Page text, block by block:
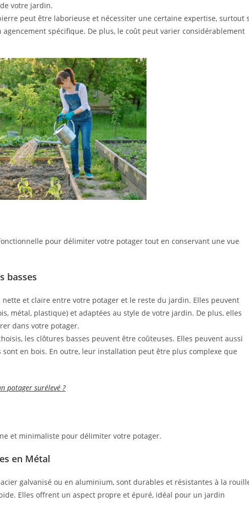
votre jardin.
peut être laborieuse et nécessiter une certaine expertise, surtout
spécifique. De plus, le coût peut varier considérablement
pour délimiter votre potager tout en conservant une vue
basses
et claire entre votre potager et le reste du jardin. Elles peuvent
métal, plastique) et adaptées au style de votre jardin. De plus, elles
dans votre potager.
les clôtures basses peuvent être coûteuses. Elles peuvent aussi
en bois. En outre, leur installation peut être plus complexe que
potager surélevé ?
et minimaliste pour délimiter votre potager.
en Métal
galvanisé ou en aluminium, sont durables et résistantes à la
Elles offrent un aspect propre et épuré, idéal pour un jardin